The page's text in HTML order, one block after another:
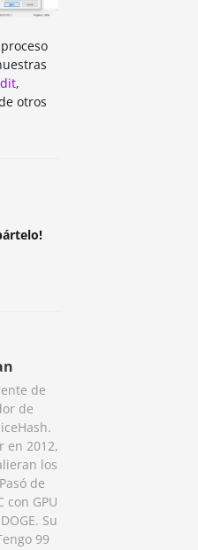
,
otros
de
de
en 2012,
los
de
con GPU
Su
99